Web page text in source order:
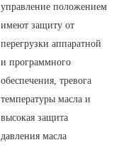
управление положением
имеют защиту от
перегрузки аппаратной
и программного
обеспечения, тревога
температуры масла и
высокая защита
давления масла